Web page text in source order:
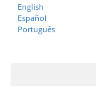
English
Español
Português